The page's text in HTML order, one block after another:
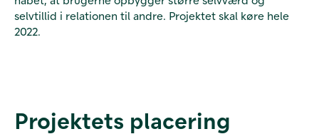
selvtillid i relationen til andre. Projektet skal køre hele
2022.
Projektets placering